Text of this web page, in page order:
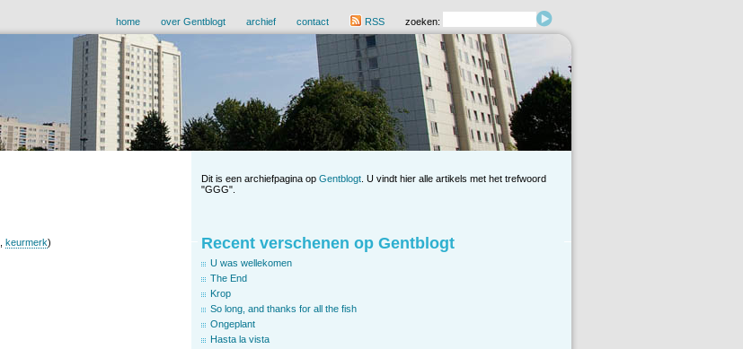
home over Gentblogt archief contact RSS zoeken:
keurmerk)
Dit is een archiefpagina op Gentblogt . U vindt hier alle artikels met het trefwoord
"GGG".
Recent verschenen op Gentblogt
U was wellekomen
The End
Krop
So long, and thanks for all the fish
Ongeplant
Hasta la vista